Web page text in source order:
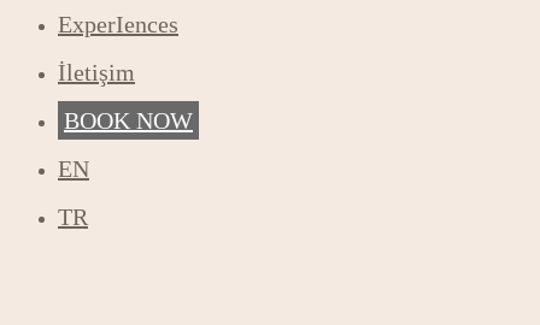
ExperIences
İletişim
BOOK NOW
EN
TR